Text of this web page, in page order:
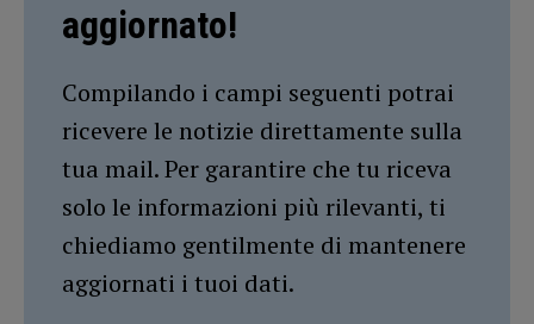
aggiornato!
Compilando i campi seguenti potrai
ricevere le notizie direttamente sulla
tua mail. Per garantire che tu riceva
solo le informazioni più rilevanti, ti
chiediamo gentilmente di mantenere
aggiornati i tuoi dati.